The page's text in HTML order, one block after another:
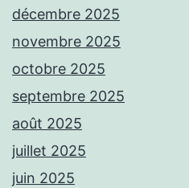
décembre 2025
novembre 2025
octobre 2025
septembre 2025
août 2025
juillet 2025
juin 2025